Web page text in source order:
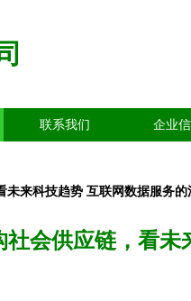
联系我们 企业
未来科技趋势 互联网数据服务的
社会供应链，看